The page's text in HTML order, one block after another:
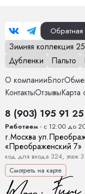
Обратная
Зимняя коллекция
Дубленки
Пальто
О компанииБлог
КонтактыОтзывыКарта
8 (903) 195 91 25
Работаем - с 12:00 до
г.Москва ул.
«Преображенский 7»
код для входа 324, этаж
Смотреть на карте